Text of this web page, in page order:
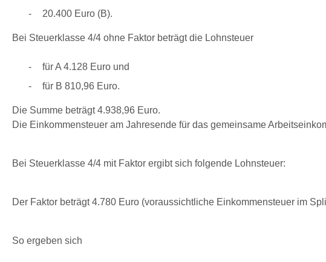
20.400 Euro (B).
Bei Steuerklasse 4/4 ohne Faktor beträgt die Lohnsteuer
für A 4.128 Euro und
für B 810,96 Euro.
Die Summe beträgt 4.938,96 Euro.
Die Einkommensteuer am Jahresende für das gemeinsame
Bei Steuerklasse 4/4 mit Faktor ergibt sich folgende Lohnsteuer:
Der Faktor beträgt 4.780 Euro (voraussichtliche Einkommensteuer im
So ergeben sich